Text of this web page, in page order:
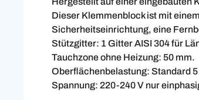
Dieser Klemmenblock ist mit
Sicherheitseinrichtung, eine
Stützgitter: 1 Gitter AISI 304 für
Tauchzone ohne Heizung: 50 mm.
Oberflächenbelastung: Standard
Spannung: 220-240 V nur